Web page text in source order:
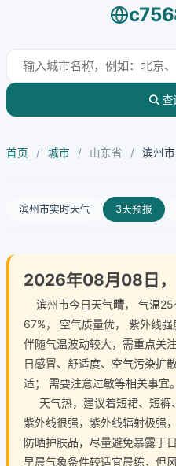
查
首页 / 城市 / 山东省 / 滨州
滨州市实时天气 3天预报
2026年08月08日，
滨州市今日天气晴， 气温
67%， 空气质量优， 紫外线
伴随气温波动较大，需重点关
日感冒、舒适度、空气污染扩
适； 需要注意过敏等相关事宜。
天气热，建议着短裙、短裤
紫外线很强，紫外线辐射极强
防晒护肤品，尽量避免暴露于
早晨气象条件较适宜晨练，但